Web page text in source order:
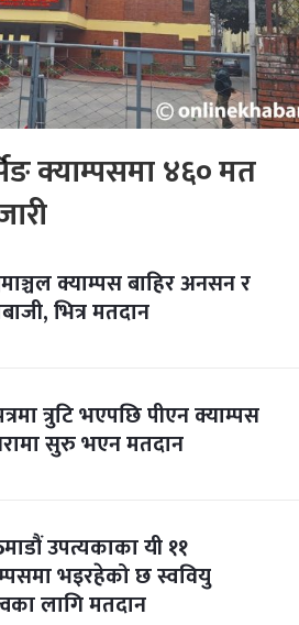
क्याम्पसमा ४६० मत
क्याम्पस बाहिर अनसन र
भित्र मतदान
त्रुटि भएपछि पीएन क्याम्पस
सुरु भएन मतदान
उपत्यकाका यी ११
भइरहेको छ स्ववियु
लागि मतदान